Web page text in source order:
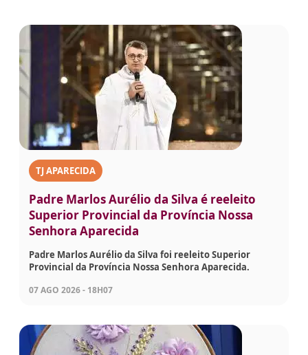
TJ APARECIDA
Padre Marlos Aurélio da Silva é reeleito
Superior Provincial da Província Nossa
Senhora Aparecida
Padre Marlos Aurélio da Silva foi reeleito Superior
Provincial da Província Nossa Senhora Aparecida.
07 AGO 2026 - 18H07